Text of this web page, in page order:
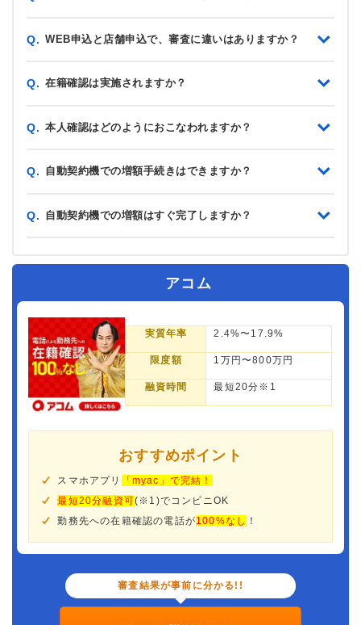
Q. WEB申込と店舗申込で、審査に違いはありますか？
Q. 在籍確認は実施されますか？
Q. 本人確認はどのようにおこなわれますか？
Q. 自動契約機での増額手続きはできますか？
Q. 自動契約機での増額はすぐ完了しますか？
アコム
実質年率 2.4%〜17.9%
限度額 1万円〜800万円
融資時間 最短20分※1
おすすめポイント
スマホアプリ
「myac」で完結！
最短20分融資可(※1)でコンビニOK
勤務先への在籍確認の電話が100%なし ！
審査結果が事前に分かる!!